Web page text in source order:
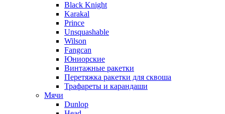
Black Knight
Karakal
Prince
Unsquashable
Wilson
Fangcan
Юниорские
Винтажные ракетки
Перетяжка ракетки для сквоша
Трафареты и карандаши
Мячи
Dunlop